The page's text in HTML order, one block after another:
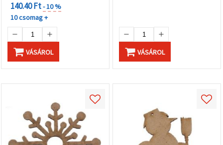
140.40 Ft- 10 %
10 csomag +
VÁSÁROL VÁSÁROL